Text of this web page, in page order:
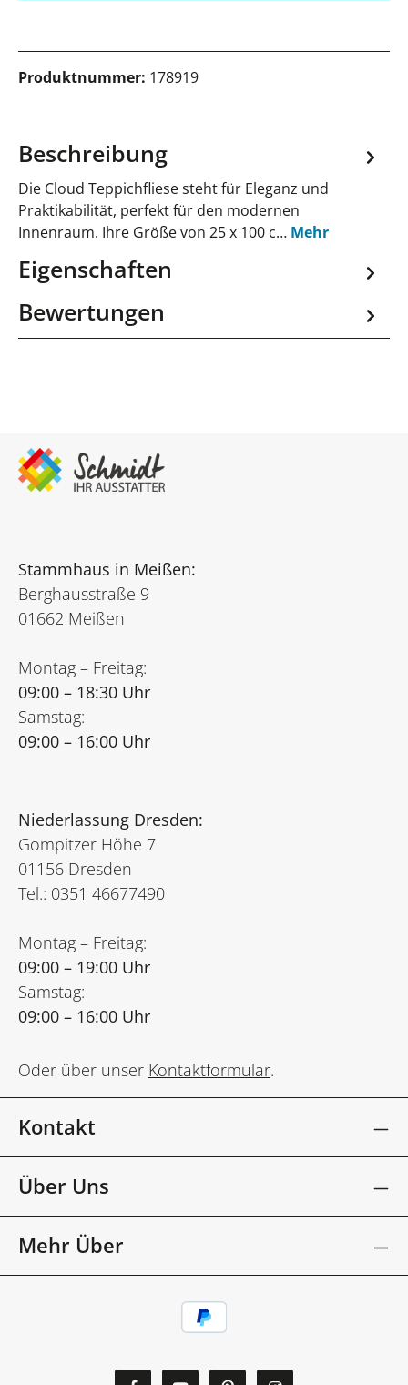
Produktnummer: 178919
Beschreibung
Die Cloud Teppichfliese steht für Eleganz und
Praktikabilität, perfekt für den modernen
Innenraum. Ihre Größe von 25 x 100 c… Mehr
Eigenschaften
Bewertungen
Stammhaus in Meißen:
Berghausstraße 9
01662 Meißen
Montag – Freitag:
09:00 – 18:30 Uhr
Samstag:
09:00 – 16:00 Uhr
Niederlassung Dresden:
Gompitzer Höhe 7
01156 Dresden
Tel.: 0351 46677490
Montag – Freitag:
09:00 – 19:00 Uhr
Samstag:
09:00 – 16:00 Uhr
Oder über unser Kontaktformular.
Kontakt
Über Uns
Mehr Über